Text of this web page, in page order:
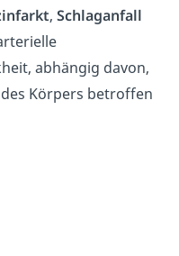
, Schlaganfall
abhängig davon,
Körpers betroffen